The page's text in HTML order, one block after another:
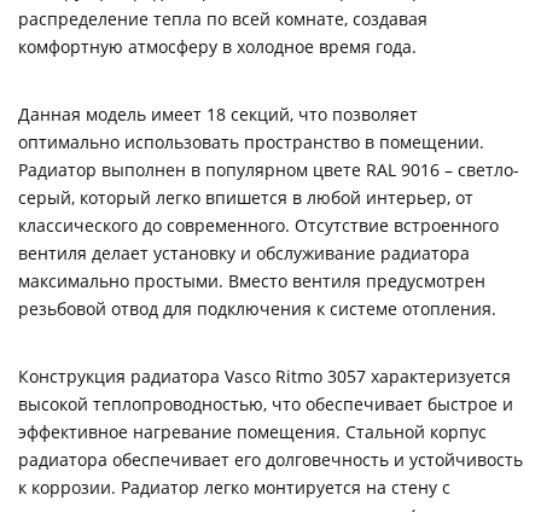
распределение тепла по всей комнате, создавая
комфортную атмосферу в холодное время года.
Данная модель имеет 18 секций, что позволяет
оптимально использовать пространство в помещении.
Радиатор выполнен в популярном цвете RAL 9016 – светло-
серый, который легко впишется в любой интерьер, от
классического до современного. Отсутствие встроенного
вентиля делает установку и обслуживание радиатора
максимально простыми. Вместо вентиля предусмотрен
резьбовой отвод для подключения к системе отопления.
Конструкция радиатора Vasco Ritmo 3057 характеризуется
высокой теплопроводностью, что обеспечивает быстрое и
эффективное нагревание помещения. Стальной корпус
радиатора обеспечивает его долговечность и устойчивость
к коррозии. Радиатор легко монтируется на стену с